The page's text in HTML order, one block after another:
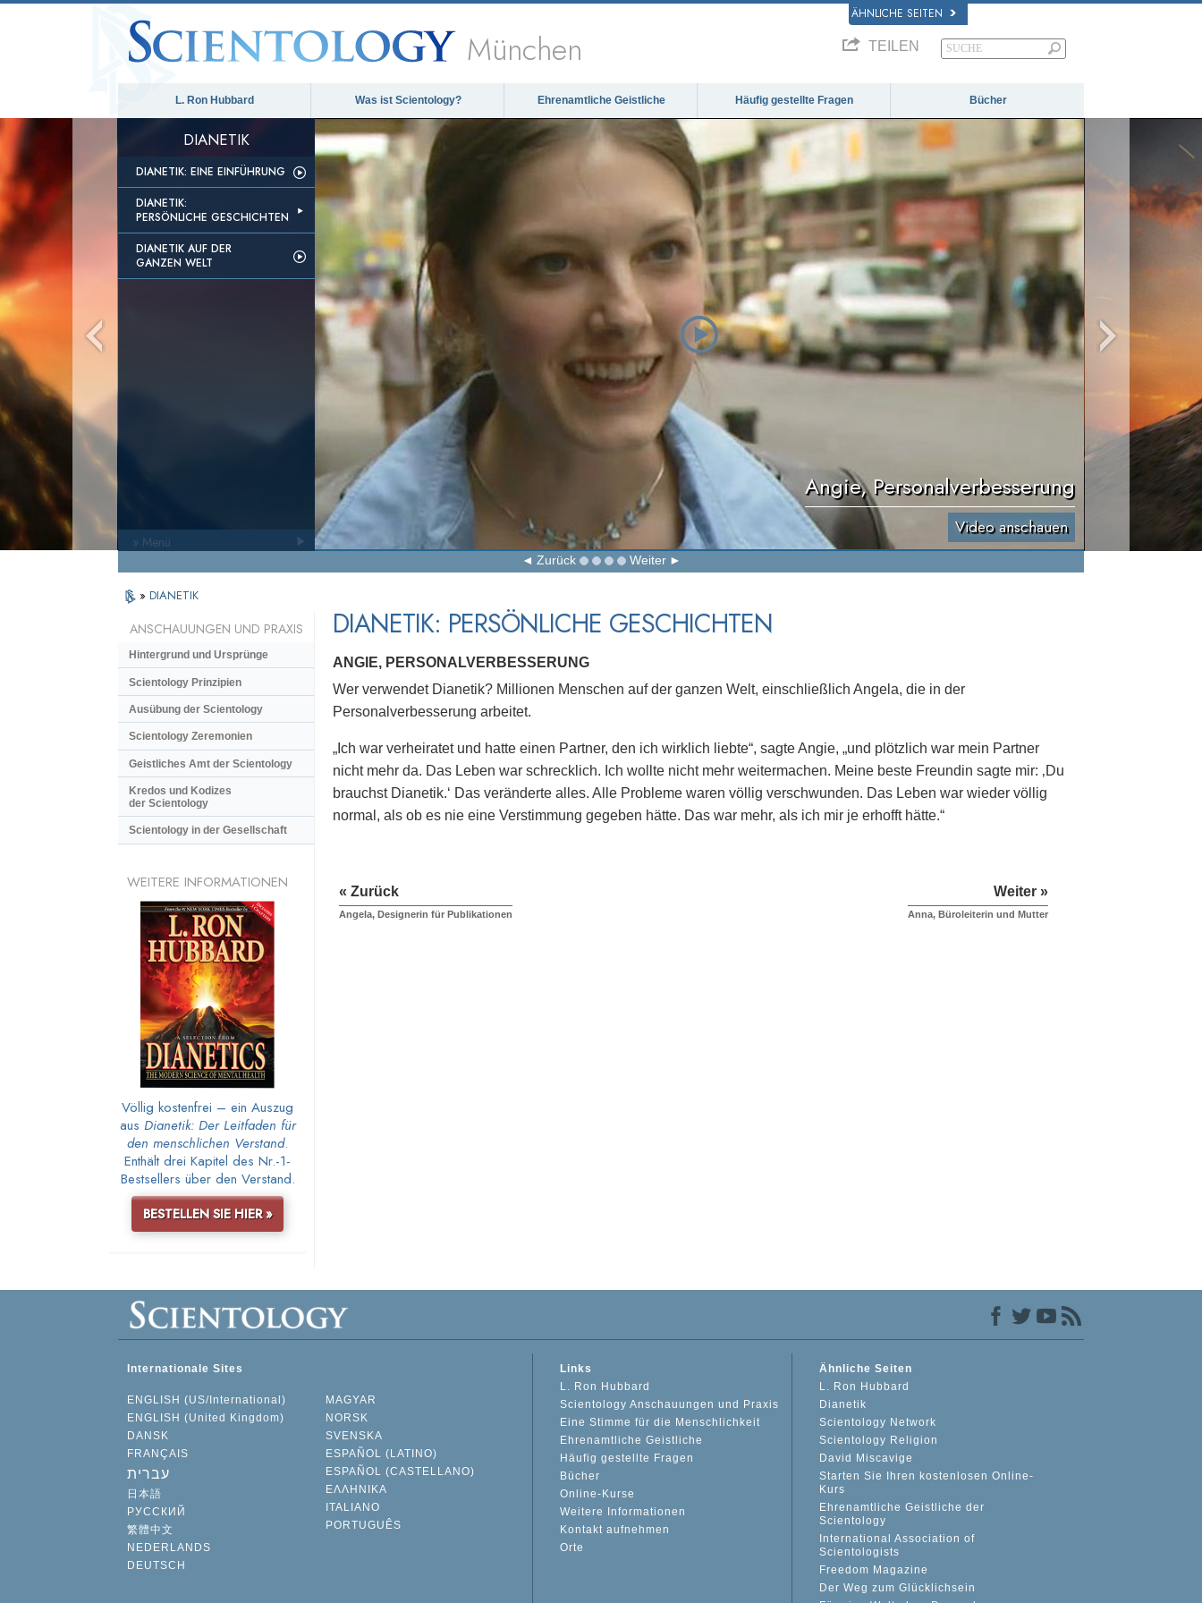
ÄHNLICHE SEITEN
München TEILEN
L. Ron Hubbard Was ist Scientology? Ehrenamtliche Geistliche Häufig gestellte Fragen Bücher
DIANETIK
DIANETIK: EINE EINFÜHRUNG
DIANETIK:
PERSÖNLICHE GESCHICHTEN
DIANETIK AUF DER
GANZEN WELT
Angie, Personalverbesserung
Video anschauen
Zurück Weiter
» Menü
» DIANETIK
DIANETIK: PERSÖNLICHE GESCHICHTEN
ANGIE, PERSONALVERBESSERUNG
Wer verwendet Dianetik? Millionen Menschen auf der ganzen Welt, einschließlich Angela, die in der
Personalverbesserung arbeitet.
„Ich war verheiratet und hatte einen Partner, den ich wirklich liebte“, sagte Angie, „und plötzlich war mein Partner
nicht mehr da. Das Leben war schrecklich. Ich wollte nicht mehr weitermachen. Meine beste Freundin sagte mir: ‚Du
brauchst Dianetik.‘ Das veränderte alles. Alle Probleme waren völlig verschwunden. Das Leben war wieder völlig
normal, als ob es nie eine Verstimmung gegeben hätte. Das war mehr, als ich mir je erhofft hätte.“
« Zurück
Angela, Designerin für Publikationen
Weiter »
Anna, Büroleiterin und Mutter
ANSCHAUUNGEN UND PRAXIS
Hintergrund und Ursprünge
Scientology Prinzipien
Ausübung der Scientology
Scientology Zeremonien
Geistliches Amt der Scientology
Kredos und Kodizes
der Scientology
Scientology in der Gesellschaft
WEITERE INFORMATIONEN
Völlig kostenfrei – ein Auszug
aus Dianetik: Der Leitfaden für
den menschlichen Verstand.
Enthält drei Kapitel des Nr.-1-
Bestsellers über den Verstand.
BESTELLEN SIE HIER »
Internationale Sites
ENGLISH (US/International)
ENGLISH (United Kingdom)
DANSK
FRANÇAIS
עברית
日本語
РУССКИЙ
繁體中文
NEDERLANDS
DEUTSCH
MAGYAR
NORSK
SVENSKA
ESPAÑOL (LATINO)
ESPAÑOL (CASTELLANO)
ΕΛΛΗΝΙΚA
ITALIANO
PORTUGUÊS
Links
L. Ron Hubbard
Scientology Anschauungen und Praxis
Eine Stimme für die Menschlichkeit
Ehrenamtliche Geistliche
Häufig gestellte Fragen
Bücher
Online-Kurse
Weitere Informationen
Kontakt aufnehmen
Orte
Ähnliche Seiten
L. Ron Hubbard
Dianetik
Scientology Network
Scientology Religion
David Miscavige
Starten Sie Ihren kostenlosen Online-
Kurs
Ehrenamtliche Geistliche der
Scientology
International Association of
Scientologists
Freedom Magazine
Der Weg zum Glücklichsein